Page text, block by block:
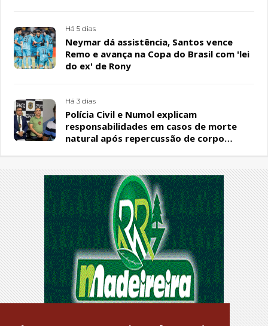
Há 5 dias
Neymar dá assistência, Santos vence
Remo e avança na Copa do Brasil com 'lei
do ex' de Rony
Há 3 dias
Polícia Civil e Numol explicam
responsabilidades em casos de morte
natural após repercussão de corpo